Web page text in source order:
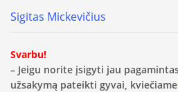
Sigitas Mickevičius
Svarbu!
– Jeigu norite įsigyti jau
užsakymą pateikti gyvai, kviečiame